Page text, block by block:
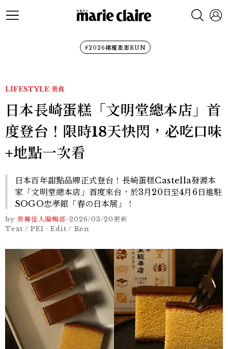
#2026裙襬澎澎RUN
LIFESTYLE 美食
日本長崎蛋糕「文明堂總本店」首
度登台！限時18天快閃，必吃口味
+地點一次看
日本百年甜點品牌正式登台！長崎蛋糕Castella發源本
家「文明堂總本店」首度來台，於3月20日至4月6日進駐
SOGO忠孝館「春の日本展」！
by 美麗佳人編輯部-2026/03/20更新
Text / PEI、Edit / Ren